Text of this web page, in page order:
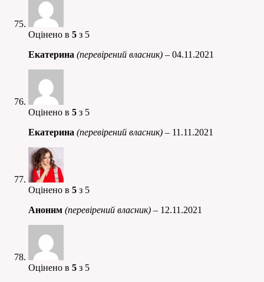
Оцінено в 5 з 5
Екатерина (перевірений власник) – 04.11.2021
Оцінено в 5 з 5
Екатерина (перевірений власник) – 11.11.2021
Оцінено в 5 з 5
Аноним (перевірений власник) – 12.11.2021
Оцінено в 5 з 5